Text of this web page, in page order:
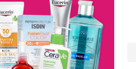
es una grave amenaza para la salud.
pequeños alejados de la luz
ojos.
y evita el contacto